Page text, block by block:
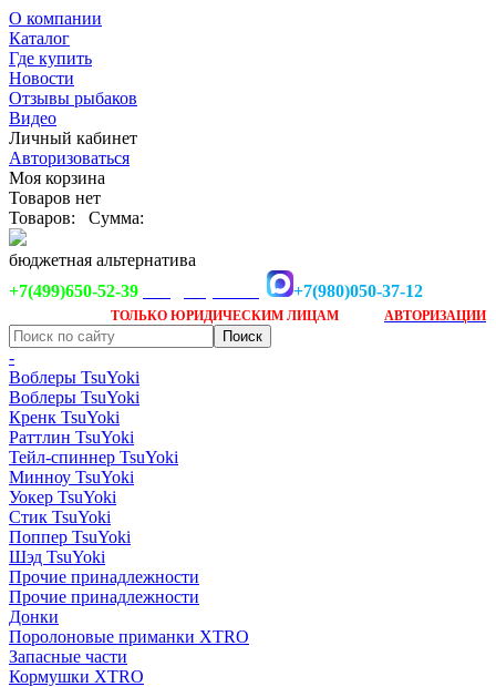
О компании
Каталог
Где купить
Новости
Отзывы рыбаков
Видео
Личный кабинет
Авторизоваться
Моя корзина
Товаров нет
Товаров:
Сумма:
бюджетная альтернатива
+7(499)650-52-39
+7(980)050-37-12
ТОЛЬКО ЮРИДИЧЕСКИМ ЛИЦАМ АВТОРИЗАЦИИ
-
Воблеры TsuYoki
Воблеры TsuYoki
Кренк TsuYoki
Раттлин TsuYoki
Тейл-спиннер TsuYoki
Минноу TsuYoki
Уокер TsuYoki
Стик TsuYoki
Поппер TsuYoki
Шэд TsuYoki
Прочие принадлежности
Прочие принадлежности
Донки
Поролоновые приманки XTRO
Запасные части
Кормушки XTRO